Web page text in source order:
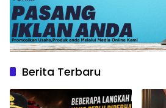
Berita Terbaru